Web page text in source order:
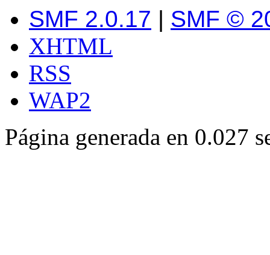
SMF 2.0.17 | SMF ©
XHTML
RSS
WAP2
Página generada en 0.027